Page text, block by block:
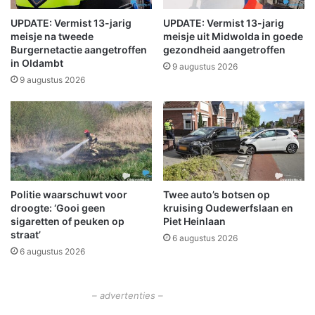
a
a
g
d
t
i
d
e
n
s
d
e
d
o
n
k
e
e
,
l
e
n
i
e
m
e
n
s
e
n
?
E
c
h
UPDATE: Vermist 13-jarig
meisje na tweede
Burgernetactie aangetroffen
in Oldambt
9 augustus 2026
UPDATE: Vermist 13-jarig
meisje uit Midwolda in goede
gezondheid aangetroffen
9 augustus 2026
Politie waarschuwt voor
droogte: ‘Gooi geen
sigaretten of peuken op
straat’
6 augustus 2026
Twee auto’s botsen op
kruising Oudewerfslaan en
Piet Heinlaan
6 augustus 2026
– advertenties –